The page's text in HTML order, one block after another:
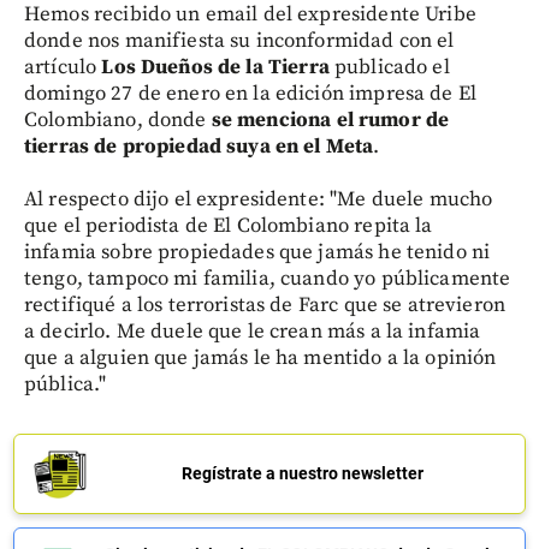
Hemos recibido un email del expresidente Uribe
donde nos manifiesta su inconformidad con el
artículoLos Dueños de la Tierrapublicado el
domingo 27 de enero en la edición impresa de El
Colombiano, donde se menciona el rumor de
tierras de propiedad suya en el Meta.
Al respecto dijo el expresidente: "Me duele mucho
que el periodista de El Colombiano repita la
infamia sobre propiedades que jamás he tenido ni
tengo, tampoco mi familia, cuando yo públicamente
rectifiqué a los terroristas de Farc que se atrevieron
a decirlo. Me duele que le crean más a la infamia
que a alguien que jamás le ha mentido a la opinión
pública."
Regístrate a nuestro newsletter